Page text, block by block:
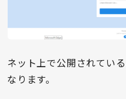
ネット上で公開されてい
なります。